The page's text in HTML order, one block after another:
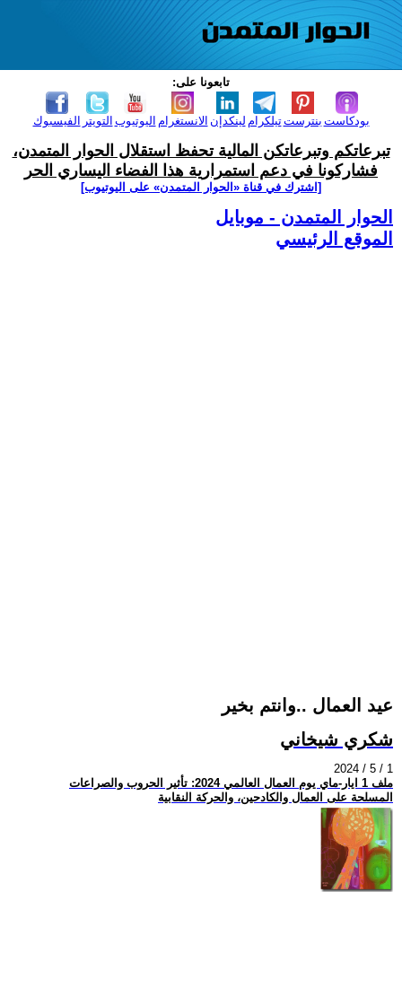
تابعونا على:
الفيسبوك التويتر اليوتيوب الانستغرام لينكدإن تيلكرامبنترست بودكاست
تبرعاتكم وتبرعاتكن المالية تحفظ استقلال الحوار المتمدن،
فشاركونا في دعم استمرارية هذا الفضاء اليساري الحر
[اشترك في قناة ‫«الحوار المتمدن» على اليوتيوب]
الحوار المتمدن - موبايل
الموقع الرئيسي
عيد العمال ..وانتم بخير
شكري شيخاني
2024 / 5 / 1
ملف 1 ايار-ماي يوم العمال العالمي 2024: تأثير الحروب والصراعات
المسلحة على العمال والكادحين، والحركة النقابية